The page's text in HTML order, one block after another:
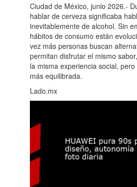
Ciudad de México, junio 2026.-
hablar de cerveza significaba
inevitablemente de alcohol. Sin
hábitos de consumo están
vez más personas buscan
permitan disfrutar el mismo
la misma experiencia social,
más equilibrada.
Lado.mx